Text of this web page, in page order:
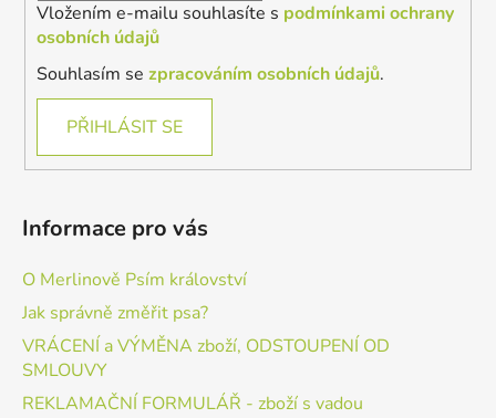
Vložením e-mailu souhlasíte s podmínkami ochrany
osobních údajů
Souhlasím se zpracováním osobních údajů.
PŘIHLÁSIT SE
Informace pro vás
O Merlinově Psím království
Jak správně změřit psa?
VRÁCENÍ a VÝMĚNA zboží, ODSTOUPENÍ OD
SMLOUVY
REKLAMAČNÍ FORMULÁŘ - zboží s vadou